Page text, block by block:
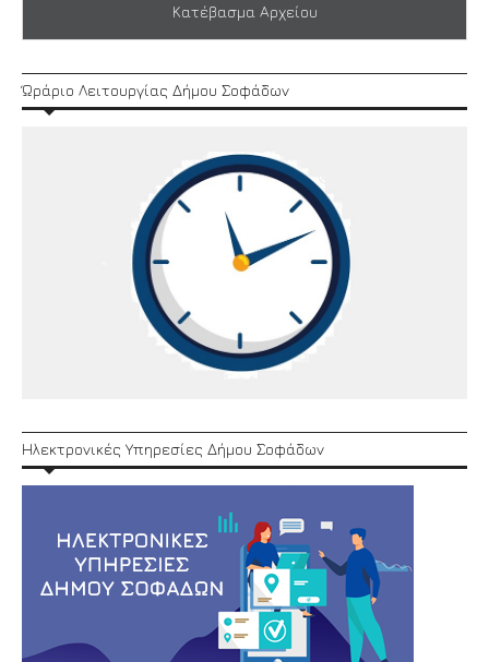
Κατέβασμα Αρχείου
Ώράριο Λειτουργίας Δήμου Σοφάδων
Ηλεκτρονικές Υπηρεσίες Δήμου Σοφάδων